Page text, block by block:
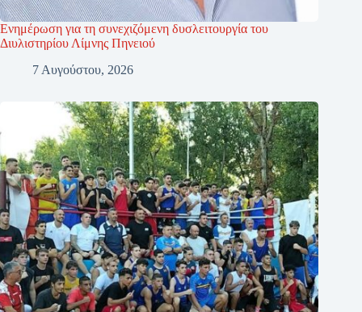
Ενημέρωση για τη συνεχιζόμενη δυσλειτουργία του
Διυλιστηρίου Λίμνης Πηνειού
7 Αυγούστου, 2026